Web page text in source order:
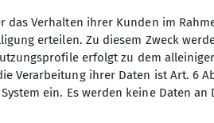
Verhalten ihrer Kunden im
erteilen. Zu diesem Zweck
erfolgt zu dem
Verarbeitung ihrer Daten ist Art. 6
ein. Es werden keine Daten